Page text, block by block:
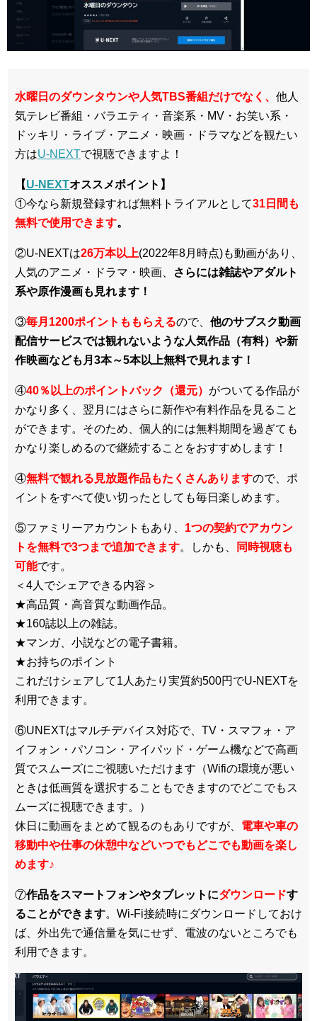
水曜日のダウンタウンや人気TBS番組だけでなく、 他人
気テレビ番組・バラエティ・音楽系・MV・お笑い系・
ドッキリ・ライブ・アニメ・映画・ドラマなどを観たい
方はU-NEXTで視聴できますよ！
【U-NEXTオススメポイント】
①今なら新規登録すれば無料トライアルとして31日間も
無料で使用できます。
②U-NEXTは26万本以上(2022年8月時点)も動画があり、
人気のアニメ・ドラマ・映画、
さらには雑誌やアダルト
系や原作漫画も見れます！
③毎月1200ポイントももらえるので、 他のサブスク動画
配信サービスでは観れないような人気作品（有料）や新
作映画なども月3本～5本以上無料で見れます！
④40％以上のポイントバック（還元） がついてる作品が
かなり多く、翌月にはさらに新作や有料作品を見ること
ができます。そのため、個人的には無料期間を過ぎても
かなり楽しめるので継続することをおすすめします！
④無料で観れる見放題作品もたくさんありますので、ポ
イントをすべて使い切ったとしても毎日楽しめます。
⑤ファミリーアカウントもあり、 1つの契約でアカウン
トを無料で3つまで追加できます。しかも、
同時視聴も
可能です。
＜4人でシェアできる内容＞
★高品質・高音質な動画作品。
★160誌以上の雑誌。
★マンガ、小説などの電子書籍。
★お持ちのポイント
これだけシェアして1人あたり実質約500円でU-NEXTを
利用できます。
⑥UNEXTはマルチデバイス対応で、TV・スマフォ・ア
イフォン・パソコン・アイパッド・ゲーム機などで高画
質でスムーズにご視聴いただけます（Wifiの環境が悪い
ときは低画質を選択することもできますのでどこでもス
ムーズに視聴できます。）
休日に動画をまとめて観るのもありですが、 電車や車の
移動中や仕事の休憩中などいつでもどこでも動画を楽し
めます♪
⑦作品をスマートフォンやタブレットにダウンロードす
ることができます。Wi-Fi接続時にダウンロードしておけ
ば、外出先で通信量を気にせず、電波のないところでも
利用できます。